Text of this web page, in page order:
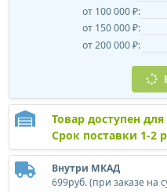
от 100 000 ₽:
от 150 000 ₽:
от 200 000 ₽:
Товар доступен для
Срок поставки 1-2
Внутри МКАД
699руб. (при заказе на